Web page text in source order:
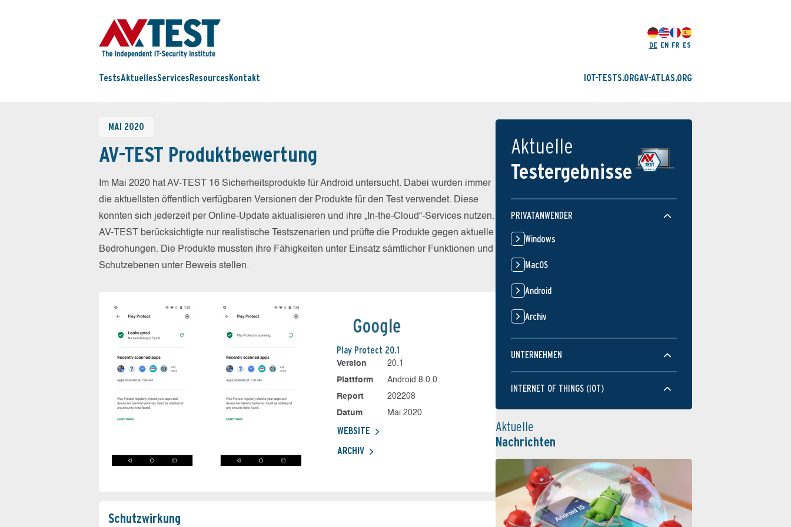
DE EN FR ES
TestsAktuellesServices Resources Kontakt IOT-TESTS.ORGAV-ATLAS.ORG
MAI 2020
AV-TEST Produktbewertung
Im Mai 2020 hat AV-TEST 16 Sicherheitsprodukte für Android untersucht. Dabei wurden immer
die aktuellsten öffentlich verfügbaren Versionen der Produkte für den Test verwendet. Diese
konnten sich jederzeit per Online-Update aktualisieren und ihre „In-the-Cloud“-Services nutzen.
AV-TEST berücksichtigte nur realistische Testszenarien und prüfte die Produkte gegen aktuelle
Bedrohungen. Die Produkte mussten ihre Fähigkeiten unter Einsatz sämtlicher Funktionen und
Schutzebenen unter Beweis stellen.
Play Protect 20.1
Version
20.1
Plattform
Android 8.0.0
Report
202208
Datum
Mai 2020
WEBSITE
ARCHIV
Schutz­wirkung
Aktuelle
Testergebnisse
PRIVATANWENDER
Windows
MacOS
Android
Archiv
UNTERNEHMEN
INTERNET OF THINGS (IOT)
Aktuelle
Nachrichten